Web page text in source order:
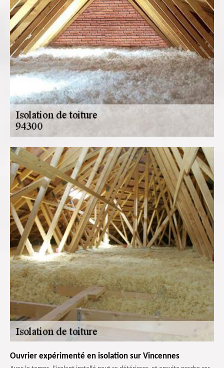
Ouvrier expérimenté en isolation sur Vincennes